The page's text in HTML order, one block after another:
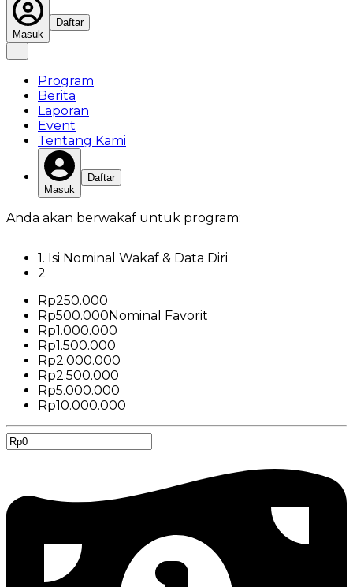
Masuk
Daftar
Program
Berita
Laporan
Event
Tentang Kami
Masuk
Daftar
Anda akan berwakaf untuk program:
1. Isi Nominal Wakaf & Data Diri
2
Rp250.000
Rp500.000Nominal Favorit
Rp1.000.000
Rp1.500.000
Rp2.000.000
Rp2.500.000
Rp5.000.000
Rp10.000.000